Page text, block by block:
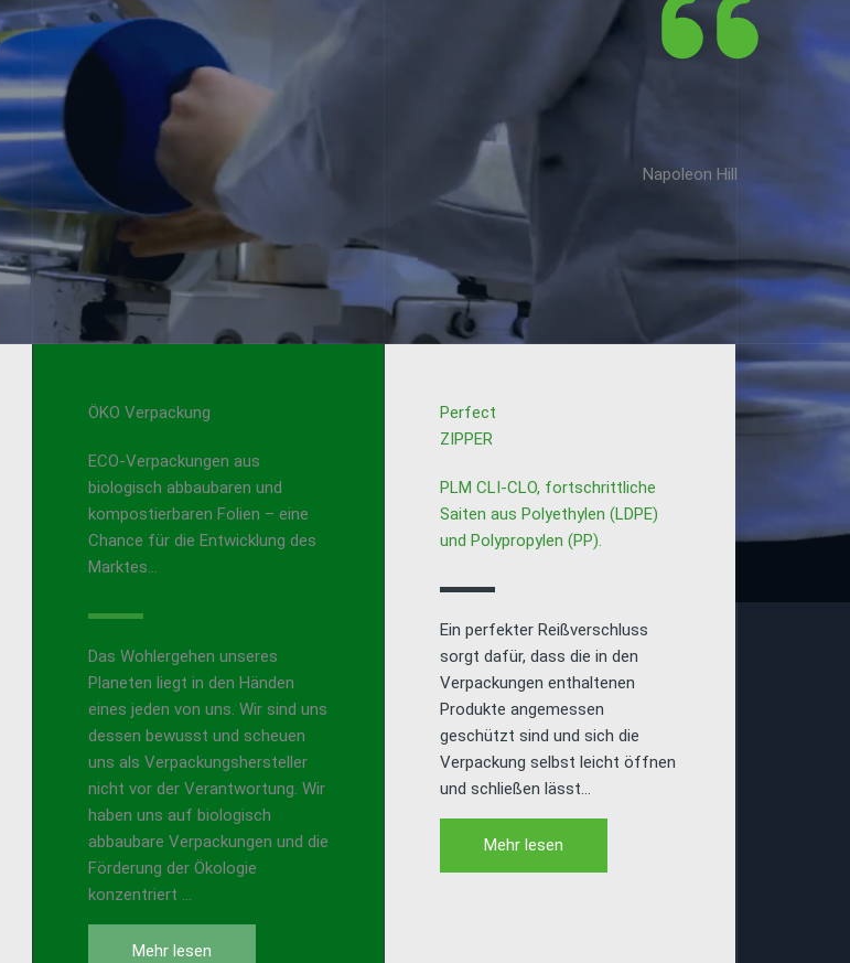
Napoleon Hill
ÖKO Verpackung
ECO-Verpackungen aus
biologisch abbaubaren und
kompostierbaren Folien – eine
Chance für die Entwicklung des
Marktes…
Das Wohlergehen unseres
Planeten liegt in den Händen
eines jeden von uns. Wir sind uns
dessen bewusst und scheuen
uns als Verpackungshersteller
nicht vor der Verantwortung. Wir
haben uns auf biologisch
abbaubare Verpackungen und die
Förderung der Ökologie
konzentriert …
Mehr lesen
Perfect
ZIPPER
PLM CLI-CLO, fortschrittliche
Saiten aus Polyethylen (LDPE)
und Polypropylen (PP).
Ein perfekter Reißverschluss
sorgt dafür, dass die in den
Verpackungen enthaltenen
Produkte angemessen
geschützt sind und sich die
Verpackung selbst leicht öffnen
und schließen lässt…
Mehr lesen